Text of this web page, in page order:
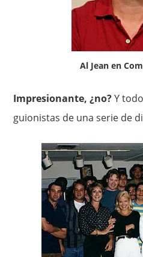
Al Jean en
Impresionante, ¿no?Y
guionistas de una serie de